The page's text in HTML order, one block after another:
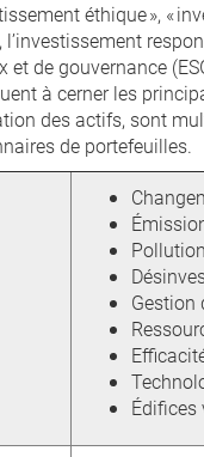
éthique », «
et de gouvernance
à cerner les
des actifs, sont
de portefeuilles.
Gestion
Édifices